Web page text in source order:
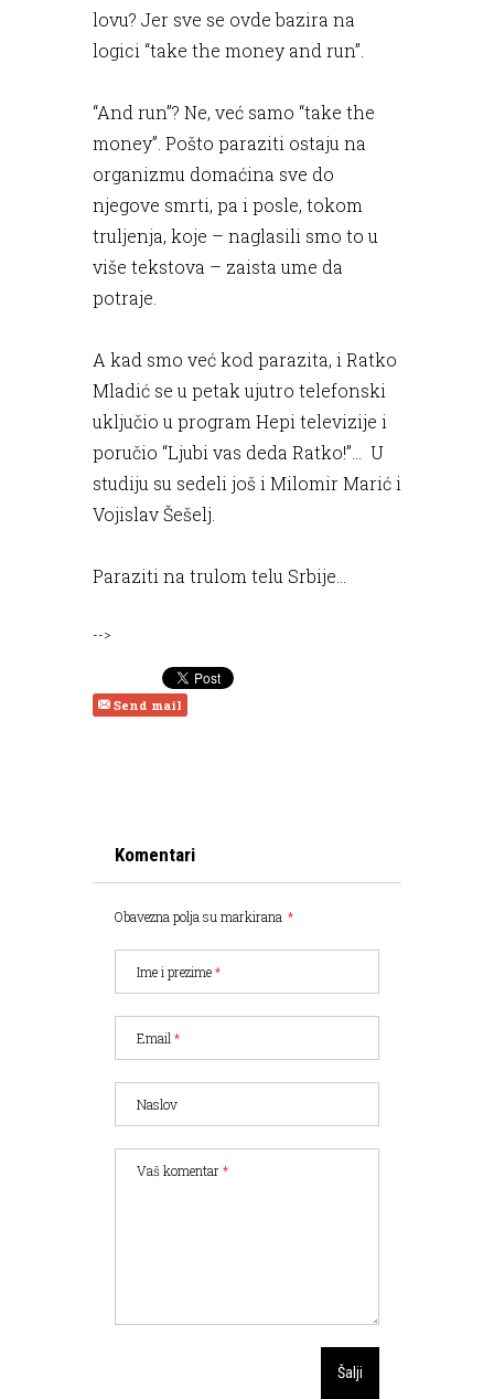
lovu? Jer sve se ovde bazira na
logici “take the money and run”.
“And run”? Ne, već samo “take the
money”. Pošto paraziti ostaju na
organizmu domaćina sve do
njegove smrti, pa i posle, tokom
truljenja, koje – naglasili smo to u
više tekstova – zaista ume da
potraje.
A kad smo već kod parazita, i Ratko
Mladić se u petak ujutro telefonski
uključio u program Hepi televizije i
poručio “Ljubi vas deda Ratko!”… U
studiju su sedeli još i Milomir Marić i
Vojislav Šešelj.
Paraziti na trulom telu Srbije…
-->
Send mail
Komentari
Obavezna polja su markirana *
Ime i prezime*
Email *
Naslov
Vaš komentar*